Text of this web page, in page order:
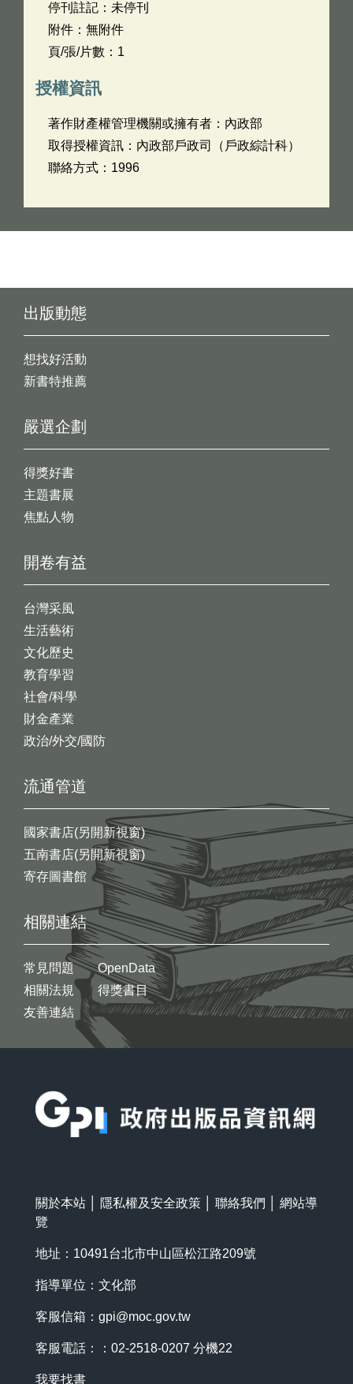
停刊註記：未停刊
附件：無附件
頁/張/片數：1
授權資訊
著作財產權管理機關或擁有者：內政部
取得授權資訊：內政部戶政司（戶政綜計科）
聯絡方式：1996
出版動態
想找好活動
新書特推薦
開卷有益
台灣采風
生活藝術
文化歷史
教育學習
社會/科學
財金產業
政治/外交/國防
嚴選企劃
得獎好書
主題書展
焦點人物
流通管道
國家書店(另開新視窗)
五南書店(另開新視窗)
寄存圖書館
相關連結
常見問題
相關法規
友善連結
OpenData
得獎書目
關於本站 隱私權及安全政策 聯絡我們
網站導
覽
地址：10491台北市中山區松江路209號
指導單位：文化部
客服信箱： gpi@moc.gov.tw
客服電話：：02-2518-0207 分機22
我要找書